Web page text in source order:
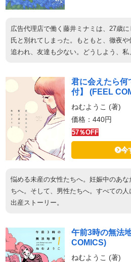
広告代理店で働く藤井ミナミは、27歳
氏と別れてしまった。もともと、徹夜
追われ、友達も少ない。どうしよう、
君に会えたら何
付】 (FEEL
ねむようこ (著)
価格：440円
57％OFF
今
悩める未産の女性たちへ。妊娠中のあ
ちへ。そして、男性たちへ。すべての人
出産ストーリー。
午前3時の無法
COMICS)
ねむようこ (著)